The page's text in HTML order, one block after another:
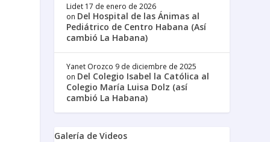
Lidet 17 de enero de 2026
on Del Hospital de las Ánimas al
Pediátrico de Centro Habana (Así
cambió La Habana)
Yanet Orozco 9 de diciembre de 2025
on Del Colegio Isabel la Católica al
Colegio María Luisa Dolz (así
cambió La Habana)
Galería de Videos